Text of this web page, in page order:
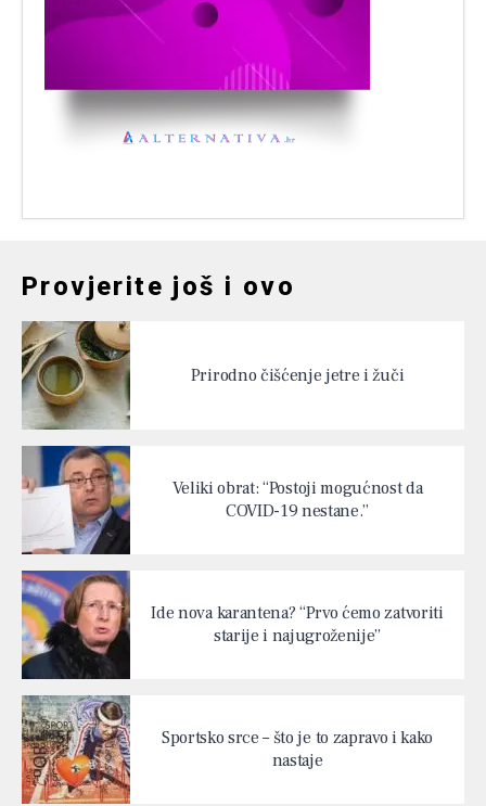
Provjerite još i ovo
Prirodno čišćenje jetre i žuči
Veliki obrat: “Postoji mogućnost da
COVID-19 nestane.”
Ide nova karantena? “Prvo ćemo zatvoriti
starije i najugroženije”
Sportsko srce – što je to zapravo i kako
nastaje